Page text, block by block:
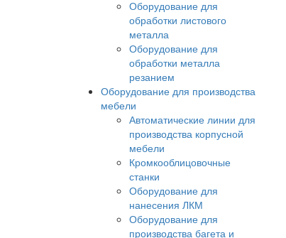
Оборудование для
обработки листового
металла
Оборудование для
обработки металла
резанием
Оборудование для производства
мебели
Автоматические линии для
производства корпусной
мебели
Кромкооблицовочные
станки
Оборудование для
нанесения ЛКМ
Оборудование для
производства багета и